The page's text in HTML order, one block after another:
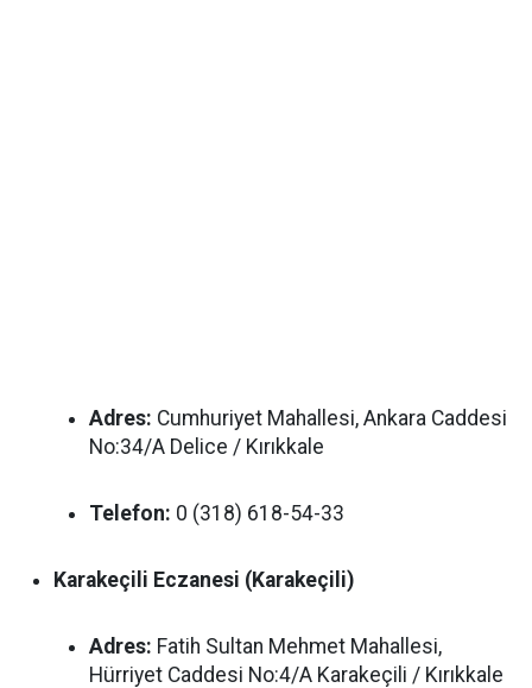
Adres: Cumhuriyet Mahallesi, Ankara Caddesi
No:34/A Delice / Kırıkkale
Telefon: 0 (318) 618-54-33
Karakeçili Eczanesi (Karakeçili)
Adres: Fatih Sultan Mehmet Mahallesi,
Hürriyet Caddesi No:4/A Karakeçili / Kırıkkale